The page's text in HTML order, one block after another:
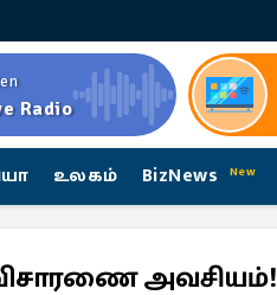
Radio
உலகம் BizNews New
அவசியம்!